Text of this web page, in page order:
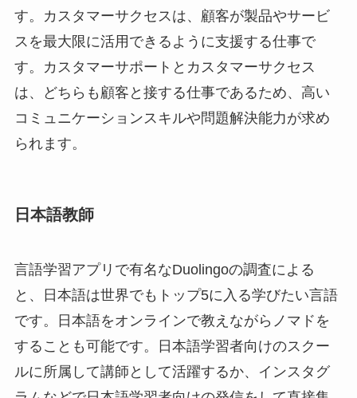
す。カスタマーサクセスは、顧客が製品やサービ
スを最大限に活用できるように支援する仕事で
す。カスタマーサポートとカスタマーサクセス
は、どちらも顧客と接する仕事であるため、高い
コミュニケーションスキルや問題解決能力が求め
られます。
日本語教師
言語学習アプリで有名なDuolingoの調査による
と、日本語は世界でもトップ5に入る学びたい言語
です。日本語をオンラインで教えながらノマドを
することも可能です。日本語学習者向けのスクー
ルに所属して講師として活躍するか、インスタグ